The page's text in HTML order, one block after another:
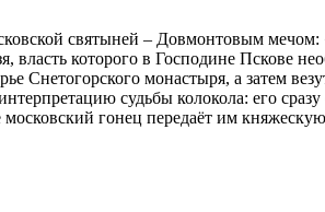
святыней – Довмонтовым
которого в Господине Пскове
Снетогорского монастыря, а затем
судьбы колокола: его
гонец передаёт им